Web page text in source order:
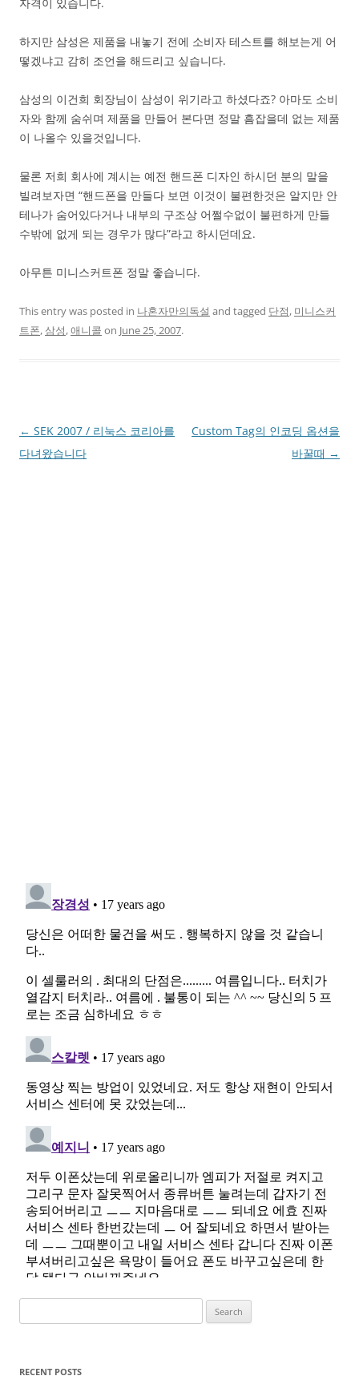
하지만 삼성은 제품을 내놓기 전에 소비자 테스트를 해보는게 어
떻겠냐고 감히 조언을 해드리고 싶습니다.
삼성의 이건희 회장님이 삼성이 위기라고 하셨다죠? 아마도 소비
자와 함께 숨쉬며 제품을 만들어 본다면 정말 흠잡을데 없는 제품
이 나올수 있을것입니다.
물론 저희 회사에 계시는 예전 핸드폰 디자인 하시던 분의 말을
빌려보자면 “핸드폰을 만들다 보면 이것이 불편한것은 알지만 안
테나가 숨어있다거나 내부의 구조상 어쩔수없이 불편하게 만들
수밖에 없게 되는 경우가 많다”라고 하시던데요.
아무튼 미니스커트폰 정말 좋습니다.
This entry was posted in 나혼자만의독설 and tagged 단점, 미니스커
트폰, 삼성,애니콜 on June 25, 2007.
Post
navigation
← SEK 2007 / 리눅스 코리아를
다녀왔습니다
Custom Tag의 인코딩 옵션을
바꿀때 →
for:
RECENT POSTS